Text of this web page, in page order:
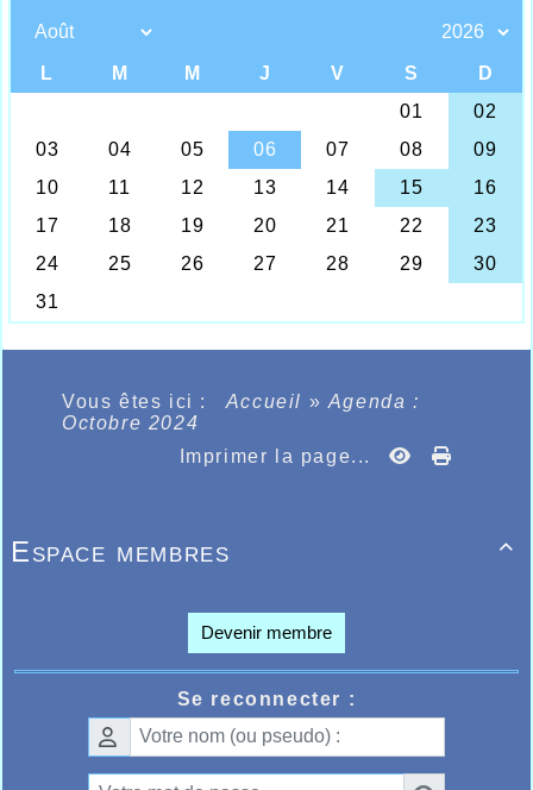
Vous êtes ici : Accueil » Agenda :
Octobre 2024
Imprimer la page...

Espace membres
Devenir membre
Se reconnecter :